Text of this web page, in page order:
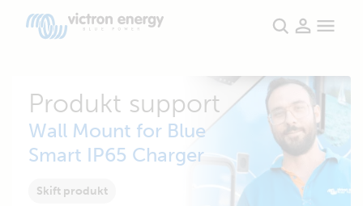
Produkt support
Wall Mount for Blue
Smart IP65 Charger
Skift produkt